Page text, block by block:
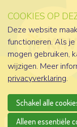
COOKIES OP
Deze website
functioneren. Als
mogen gebruiken,
wijzigen. Meer
privacyverklaring.
Schakel alle
Alleen essentiële